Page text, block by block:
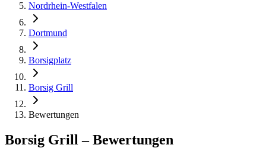
Nordrhein-Westfalen
Dortmund
Borsigplatz
Borsig Grill
Bewertungen
Borsig Grill – Bewertungen